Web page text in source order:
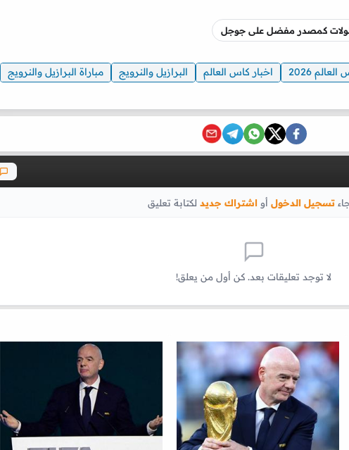
كمصدر مفضل على جوجل
2026 اخبار كاس العالم البرازيل والنرويج
مباراة البرازيل والنرويج
تسجيل الدخول أو اشتراك جديد لكتابة تعليق
لا توجد تعليقات بعد. كن أول من يعلق!